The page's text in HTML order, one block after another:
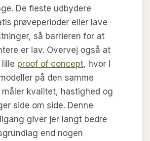
De fleste udbydere
prøveperioder eller lave
så barrieren for at
er lav. Overvej også at
proof of concept, hvor I
på den samme
kvalitet, hastighed og
side om side. Denne
giver jer langt bedre
end nogen